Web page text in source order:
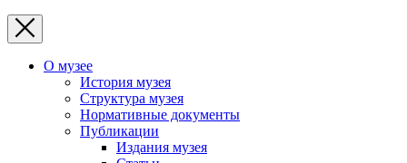
О музее
История музея
Структура музея
Нормативные документы
Публикации
Издания музея